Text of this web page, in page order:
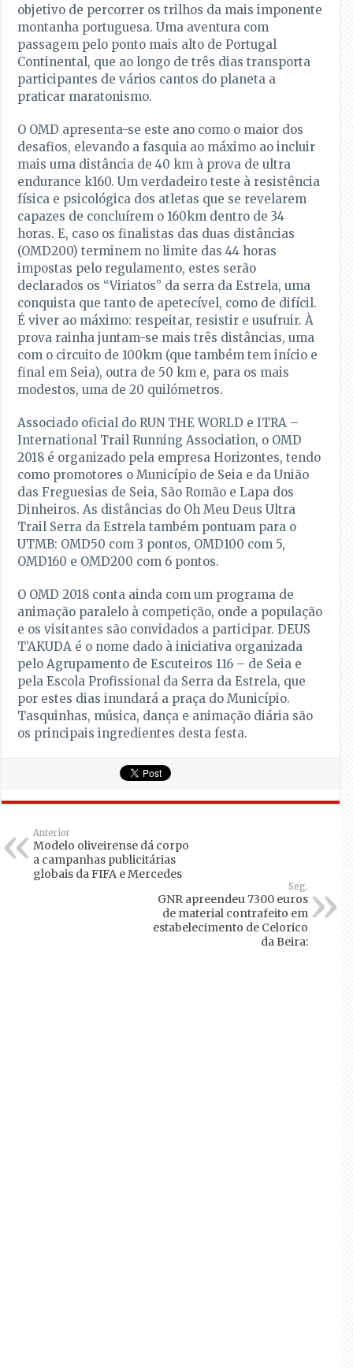
objetivo de percorrer os trilhos da mais imponente
montanha portuguesa. Uma aventura com
passagem pelo ponto mais alto de Portugal
Continental, que ao longo de três dias transporta
participantes de vários cantos do planeta a
praticar maratonismo.
O OMD apresenta-se este ano como o maior dos
desafios, elevando a fasquia ao máximo ao incluir
mais uma distância de 40 km à prova de ultra
endurance k160. Um verdadeiro teste à resistência
física e psicológica dos atletas que se revelarem
capazes de concluírem o 160km dentro de 34
horas. E, caso os finalistas das duas distâncias
(OMD200) terminem no limite das 44 horas
impostas pelo regulamento, estes serão
declarados os “Viriatos” da serra da Estrela, uma
conquista que tanto de apetecível, como de difícil.
É viver ao máximo: respeitar, resistir e usufruir. À
prova rainha juntam-se mais três distâncias, uma
com o circuito de 100km (que também tem início e
final em Seia), outra de 50 km e, para os mais
modestos, uma de 20 quilómetros.
Associado oficial do RUN THE WORLD e ITRA –
International Trail Running Association, o OMD
2018 é organizado pela empresa Horizontes, tendo
como promotores o Município de Seia e da União
das Freguesias de Seia, São Romão e Lapa dos
Dinheiros. As distâncias do Oh Meu Deus Ultra
Trail Serra da Estrela também pontuam para o
UTMB: OMD50 com 3 pontos, OMD100 com 5,
OMD160 e OMD200 com 6 pontos.
O OMD 2018 conta ainda com um programa de
animação paralelo à competição, onde a população
e os visitantes são convidados a participar. DEUS
T’AKUDA é o nome dado à iniciativa organizada
pelo Agrupamento de Escuteiros 116 – de Seia e
pela Escola Profissional da Serra da Estrela, que
por estes dias inundará a praça do Município.
Tasquinhas, música, dança e animação diária são
os principais ingredientes desta festa.
Anterior
Modelo oliveirense dá corpo
a campanhas publicitárias
globais da FIFA e Mercedes
Seg.
GNR apreendeu 7300 euros
de material contrafeito em
estabelecimento de Celorico
da Beira: